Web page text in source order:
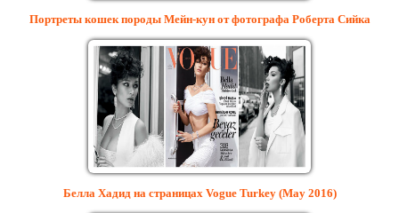
Портреты кошек породы Мейн-кун от фотографа Роберта Сийка
Белла Хадид на страницах Vogue Turkey (May 2016)